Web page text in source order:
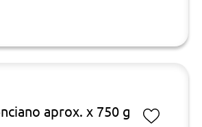
aprox. x 750 g